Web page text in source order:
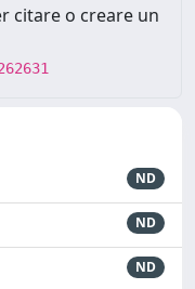
citare o creare un
ND
ND
ND